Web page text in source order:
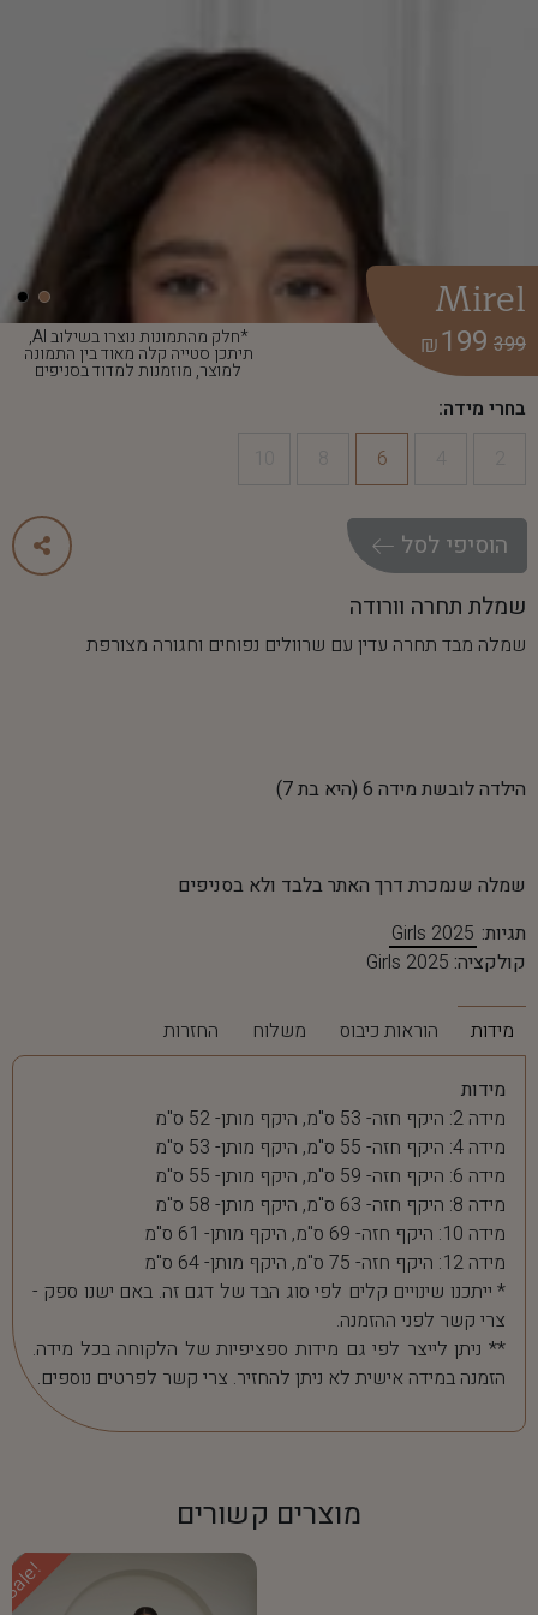
*חלק מהתמונות נוצרו בשילוב AI,
תיתכן סטייה קלה מאוד בין התמונה
למוצר, מוזמנות למדוד בסניפים
Mirel
399
199
₪
בחרי מידה:
6
הוסיפי לסל
שמלת תחרה וורודה
שמלה מבד תחרה עדין עם שרוולים נפוחים וחגורה מצורפת
הילדה לובשת מידה 6 (היא בת 7)
שמלה שנמכרת דרך האתר בלבד ולא בסניפים
תגיות: Girls 2025
קולקציה: Girls 2025
מידות הוראות כיבוס משלוח החזרות
מידות
מידה 2: היקף חזה- 53 ס"מ, היקף מותן- 52 ס"מ
מידה 4: היקף חזה- 55 ס"מ, היקף מותן- 53 ס"מ
מידה 6: היקף חזה- 59 ס"מ, היקף מותן- 55 ס"מ
מידה 8: היקף חזה- 63 ס"מ, היקף מותן- 58 ס"מ
מידה 10: היקף חזה- 69 ס"מ, היקף מותן- 61 ס"מ
מידה 12: היקף חזה- 75 ס"מ, היקף מותן- 64 ס"מ
* ייתכנו שינויים קלים לפי סוג הבד של דגם זה. באם ישנו ספק -
צרי קשר לפני ההזמנה.
** ניתן לייצר לפי גם מידות ספציפיות של הלקוחה בכל מידה.
הזמנה במידה אישית לא ניתן להחזיר. צרי קשר לפרטים נוספים.
מוצרים קשורים